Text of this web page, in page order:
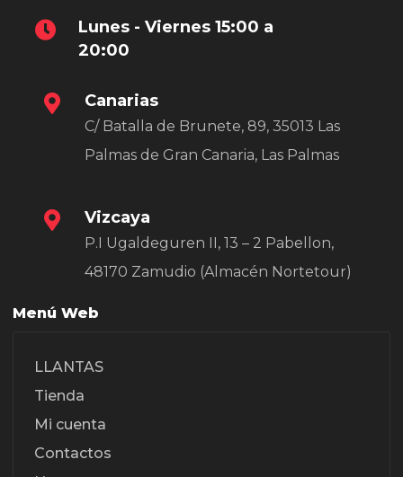
Lunes - Viernes 15:00 a
20:00
Canarias
C/ Batalla de Brunete, 89, 35013 Las
Palmas de Gran Canaria, Las Palmas
Vizcaya
P.I Ugaldeguren II, 13 – 2 Pabellon,
48170 Zamudio (Almacén Nortetour)
Menú Web
LLANTAS
Tienda
Mi cuenta
Contactos